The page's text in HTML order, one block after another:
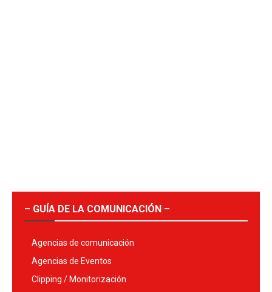
– GUÍA DE LA COMUNICACIÓN –
Agencias de comunicación
Agencias de Eventos
Clipping / Monitorización